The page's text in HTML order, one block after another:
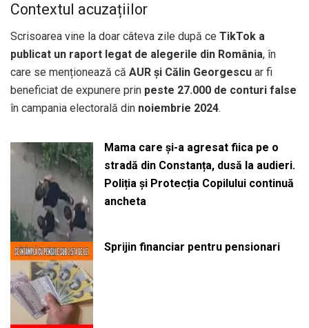
Contextul acuzațiilor
Scrisoarea vine la doar câteva zile după ce TikTok a
publicat un raport legat de alegerile din România, în
care se menționează că AUR și Călin Georgescu ar fi
beneficiat de expunere prin peste 27.000 de conturi false
în campania electorală din noiembrie 2024.
Mama care și-a agresat fiica pe o
stradă din Constanța, dusă la audieri.
Poliția și Protecția Copilului continuă
ancheta
Sprijin financiar pentru pensionari